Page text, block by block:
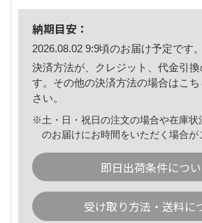
納期目安：
2026.08.02 9:9頃のお届け予定です。
決済方法が、クレジット、代金引換
す。その他の決済方法の場合はこち
さい。
※土・日・祝日の注文の場合や在庫状
のお届けにお時間をいただく場合が
即日出荷条件につ
受け取り方法・送料に